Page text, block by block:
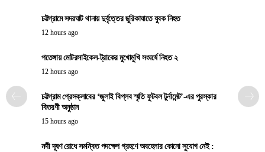
চট্টগ্রামে সদরঘাট থানায় দুর্বৃত্তের ছুরিকাঘাতে যুবক নিহত
12 hours ago
পতেঙ্গায় মোটরসাইকেল-ট্রাকের মুখোমুখি সংঘর্ষে নিহত ২
12 hours ago
চট্টগ্রাম প্রেসক্লাবের ‘জুলাই বিপ্লব স্মৃতি ফুটবল টুর্নামেন্ট’-এর পুরস্কার
বিতরণী অনুষ্ঠান
15 hours ago
নদী দূষণ রোধে সমন্বিত পদক্ষেপ গ্রহণে অবহেলার কোনো সুযোগ নেই :